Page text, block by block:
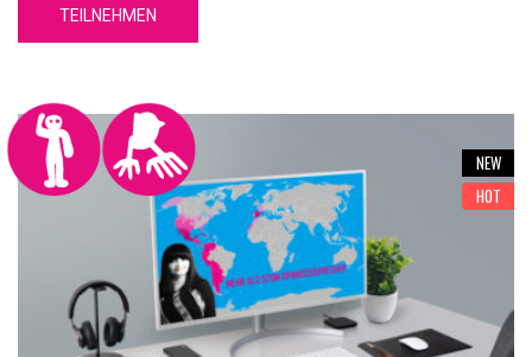
Unser GA1-1 Spanische Grammatik Online Kurs A1-1 hat 5
TEILNEHMEN
NEW
HOT